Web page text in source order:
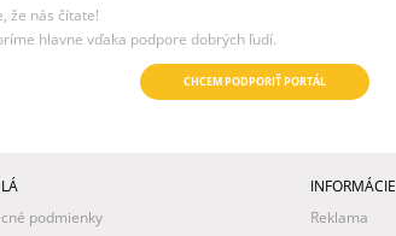
že nás čítate!
hlavne vďaka podpore dobrých ľudí.
CHCEM PODPORIŤ PORTÁL
podmienky
INFORMÁCIE
Reklama